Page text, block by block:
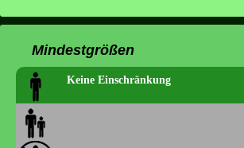
Mindestgrößen
Keine Einschränkung